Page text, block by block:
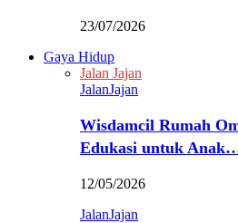
23/07/2026
Gaya Hidup
Jalan Jajan
JalanJajan
Wisdamcil Rumah
Edukasi untuk
12/05/2026
JalanJajan